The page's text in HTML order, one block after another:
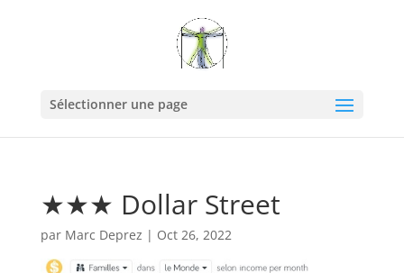
Sélectionner une page
★★★ Dollar Street
par Marc Deprez | Oct 26, 2022